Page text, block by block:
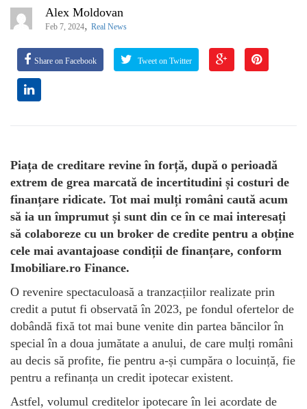
Alex Moldovan
Feb 7, 2024, Real News
Share on Facebook Tweet on Twitter
Piața de creditare revine în forță, după o perioadă
extrem de grea marcată de incertitudini și costuri de
finanțare ridicate. Tot mai mulți români caută acum
să ia un împrumut și sunt din ce în ce mai interesați
să colaboreze cu un broker de credite pentru a obține
cele mai avantajoase condiții de finanțare, conform
Imobiliare.ro Finance.
O revenire spectaculoasă a tranzacțiilor realizate prin
credit a putut fi observată în 2023, pe fondul ofertelor de
dobândă fixă tot mai bune venite din partea băncilor în
special în a doua jumătate a anului, de care mulți români
au decis să profite, fie pentru a-și cumpăra o locuință, fie
pentru a refinanța un credit ipotecar existent.
Astfel, volumul creditelor ipotecare în lei acordate de